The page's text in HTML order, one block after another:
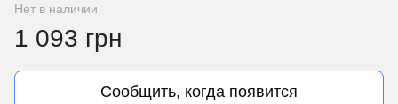
Нет в наличии
1 093 грн
Сообщить, когда появится